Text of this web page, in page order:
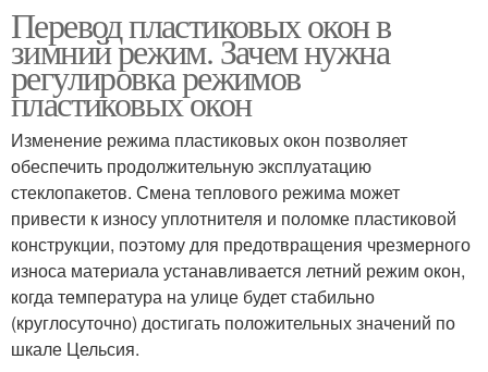
Перевод пластиковых окон в
зимний режим. Зачем нужна
регулировка режимов
пластиковых окон
Изменение режима пластиковых окон позволяет
обеспечить продолжительную эксплуатацию
стеклопакетов. Смена теплового режима может
привести к износу уплотнителя и поломке пластиковой
конструкции, поэтому для предотвращения чрезмерного
износа материала устанавливается летний режим окон,
когда температура на улице будет стабильно
(круглосуточно) достигать положительных значений по
шкале Цельсия.